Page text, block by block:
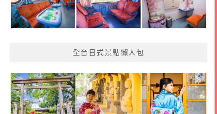
全台日式景點懶人包